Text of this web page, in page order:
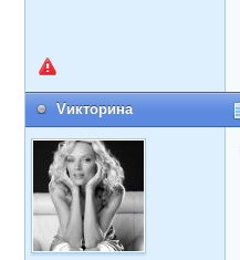
Vикторина